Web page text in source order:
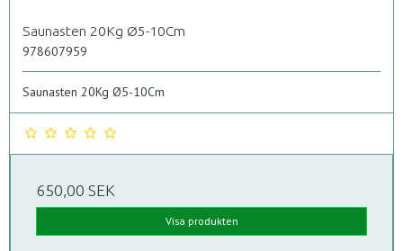
Saunasten 20Kg Ø5-10Cm
978607959
Saunasten 20Kg Ø5-10Cm
650,00 SEK
Visa produkten